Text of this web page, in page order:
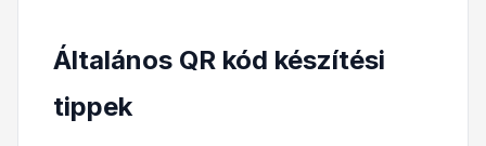
Általános QR kód készítési
tippek